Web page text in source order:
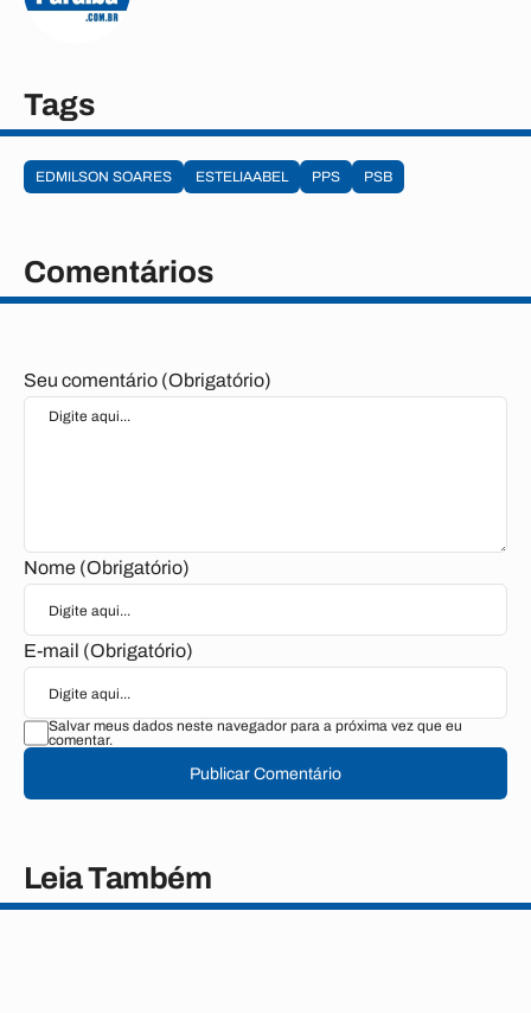
Tags
EDMILSON SOARES ESTELIAABEL PPS PSB
Comentários
Seu comentário (Obrigatório)
Nome (Obrigatório)
E-mail (Obrigatório)
Salvar meus dados neste navegador para a próxima vez que eu
comentar.
Publicar Comentário
Leia Também